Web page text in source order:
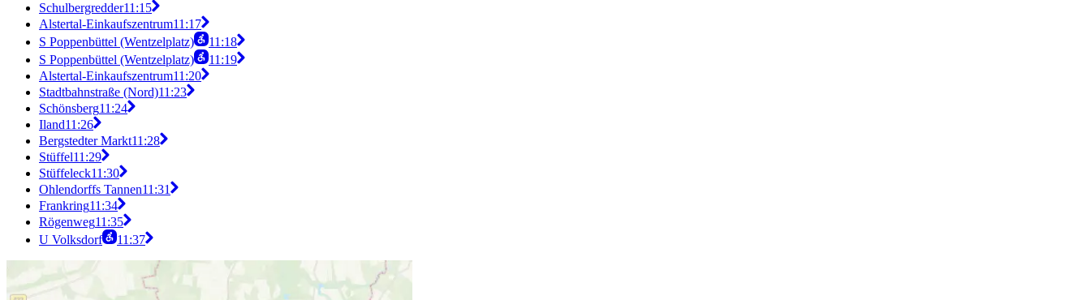
Schulbergredder11:15
Alstertal-Einkaufszentrum11:17
S Poppenbüttel (Wentzelplatz)
11:18
S Poppenbüttel (Wentzelplatz)
11:19
Alstertal-Einkaufszentrum11:20
Stadtbahnstraße (Nord)11:23
Schönsberg11:24
Iland11:26
Bergstedter Markt11:28
Stüffel11:29
Stüffeleck11:30
Ohlendorffs Tannen11:31
Frankring11:34
Rögenweg11:35
U Volksdorf
11:37